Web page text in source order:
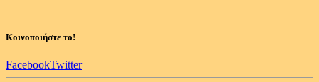
Κοινοποιήστε το!
FacebookTwitter